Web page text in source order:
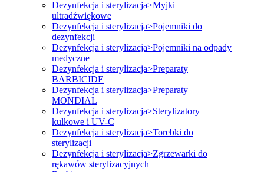
Dezynfekcja i sterylizacja>Myjki
ultradźwiękowe
Dezynfekcja i sterylizacja>Pojemniki do
dezynfekcji
Dezynfekcja i sterylizacja>Pojemniki na odpady
medyczne
Dezynfekcja i sterylizacja>Preparaty
BARBICIDE
Dezynfekcja i sterylizacja>Preparaty
MONDIAL
Dezynfekcja i sterylizacja>Sterylizatory
kulkowe i UV-C
Dezynfekcja i sterylizacja>Torebki do
sterylizacji
Dezynfekcja i sterylizacja>Zgrzewarki do
rękawów sterylizacyjnych